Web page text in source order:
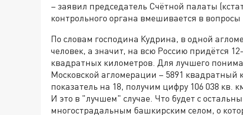
– заявил председатель Счётной палаты
контрольного органа вмешивается в вопросы
По словам господина Кудрина, в одной
человек, а значит, на всю Россию придётся
квадратных километров. Для лучшего
Московской агломерации – 5891 квадратный
показатель на 18, получим цифру 106 038 кв.
И это в "лучшем" случае. Что будет с
многострадальным башкирским селом, о